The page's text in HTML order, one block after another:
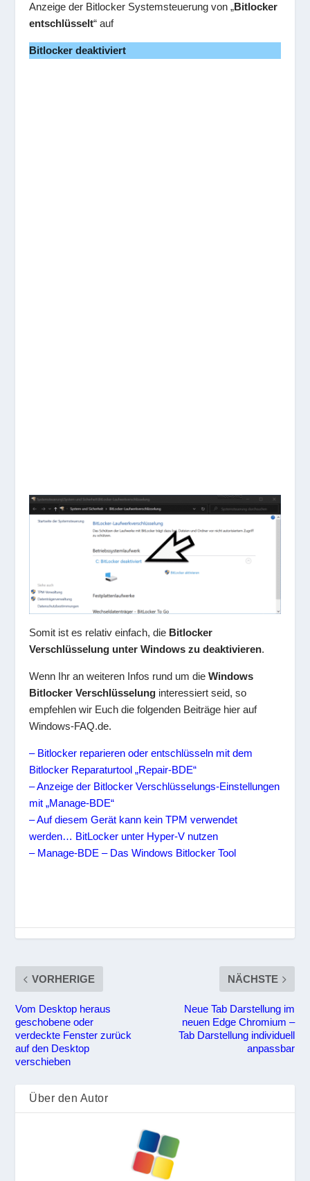
Anzeige der Bitlocker Systemsteuerung von „Bitlocker
entschlüsselt“ auf
Bitlocker deaktiviert
Somit ist es relativ einfach, die Bitlocker
Verschlüsselung unter Windows zu deaktivieren.
Wenn Ihr an weiteren Infos rund um dieWindows
Bitlocker Verschlüsselung interessiert seid, so
empfehlen wir Euch die folgenden Beiträge hier auf
Windows-FAQ.de.
– Bitlocker reparieren oder entschlüsseln mit dem
Bitlocker Reparaturtool „Repair-BDE“
– Anzeige der Bitlocker Verschlüsselungs-Einstellungen
mit „Manage-BDE“
– Auf diesem Gerät kann kein TPM verwendet
werden… BitLocker unter Hyper-V nutzen
– Manage-BDE – Das Windows Bitlocker Tool
VORHERIGE
Vom Desktop heraus
geschobene oder
verdeckte Fenster zurück
auf den Desktop
verschieben
NÄCHSTE
Neue Tab Darstellung im
neuen Edge Chromium –
Tab Darstellung individuell
anpassbar
Über den Autor